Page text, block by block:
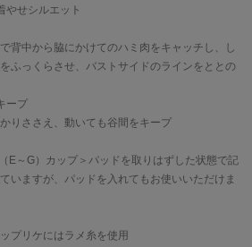
やせシルエット
背中から脇にかけてのハミ肉をキャッチし、し
ふっくらさせ、バストサイドのラインをととの
ープ
りささえ、動いても谷間をキープ
E～G）カップ＞パッドを取りはずした状態で記
いますが、パッドを入れてもお使いいただけま
プリケにはラメ糸を使用